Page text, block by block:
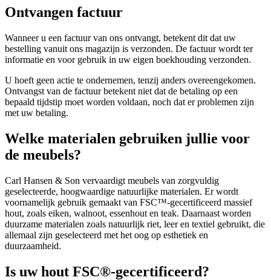
Ontvangen factuur
Wanneer u een factuur van ons ontvangt, betekent dit dat uw
bestelling vanuit ons magazijn is verzonden. De factuur wordt ter
informatie en voor gebruik in uw eigen boekhouding verzonden.
U hoeft geen actie te ondernemen, tenzij anders overeengekomen.
Ontvangst van de factuur betekent niet dat de betaling op een
bepaald tijdstip moet worden voldaan, noch dat er problemen zijn
met uw betaling.
Welke materialen gebruiken jullie voor
de meubels?
Carl Hansen & Son vervaardigt meubels van zorgvuldig
geselecteerde, hoogwaardige natuurlijke materialen. Er wordt
voornamelijk gebruik gemaakt van FSC™-gecertificeerd massief
hout, zoals eiken, walnoot, essenhout en teak. Daarnaast worden
duurzame materialen zoals natuurlijk riet, leer en textiel gebruikt, die
allemaal zijn geselecteerd met het oog op esthetiek en
duurzaamheid.
Is uw hout FSC®-gecertificeerd?